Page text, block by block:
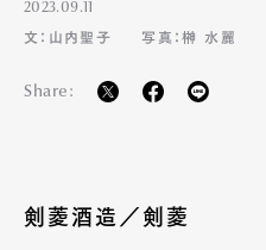
2023.09.11
文：山内聖子
写真：榊 水麗
Share:
剣菱酒造／剣菱